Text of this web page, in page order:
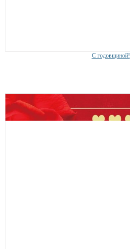
С годовщиной!